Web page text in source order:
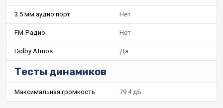
3.5 мм аудио порт Нет
FM-Радио Нет
Dolby Atmos Да
Тесты динамиков
Максимальная громкость 79.4 дБ